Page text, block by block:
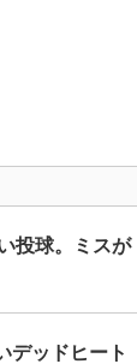
投球。ミスが
デッドヒート